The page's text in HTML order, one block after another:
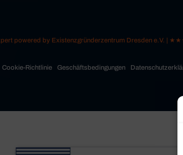
powered by Existenzgründerzentrum Dresden e.V.
Cookie-Richtlinie Geschäftsbedingungen